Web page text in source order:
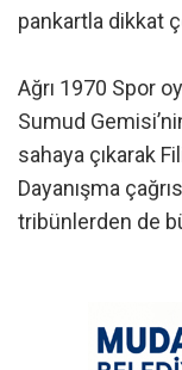
pankartla dikkat
Ağrı 1970 Spor
Sumud
sahaya çıkarak
Dayanışma
tribünlerden de